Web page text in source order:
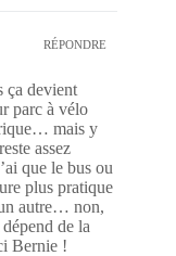
RÉPONDRE
ça devient
parc à vélo
mais y
assez
que le bus ou
plus pratique
autre… non,
de la
Bernie !